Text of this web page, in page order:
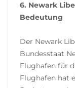
6. Newark
Bedeutung
Der Newark
Bundesstaat
Flughafen für
Flughafen hat